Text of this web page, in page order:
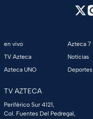
en vivo
TV Azteca
Azteca UNO
Azteca 7
Noticias
Deportes
TV AZTECA
Periférico Sur 4121,
Col. Fuentes Del Pedregal,